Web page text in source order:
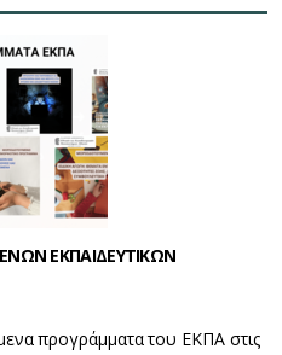
ΕΚΠΑΙΔΕΥΤΙΚΩΝ
προγράμματα του ΕΚΠΑ στις